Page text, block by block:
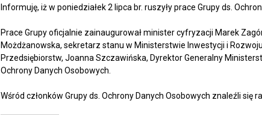
Informuję, iż w poniedziałek 2 lipca br. ruszyły prace Grupy ds.
Prace Grupy oficjalnie zainaugurował minister cyfryzacji Marek
Możdżanowska, sekretarz stanu w Ministerstwie Inwestycji i
Przedsiębiorstw, Joanna Szczawińska, Dyrektor Generalny
Ochrony Danych Osobowych.
Wśród członków Grupy ds. Ochrony Danych Osobowych znaleźli się